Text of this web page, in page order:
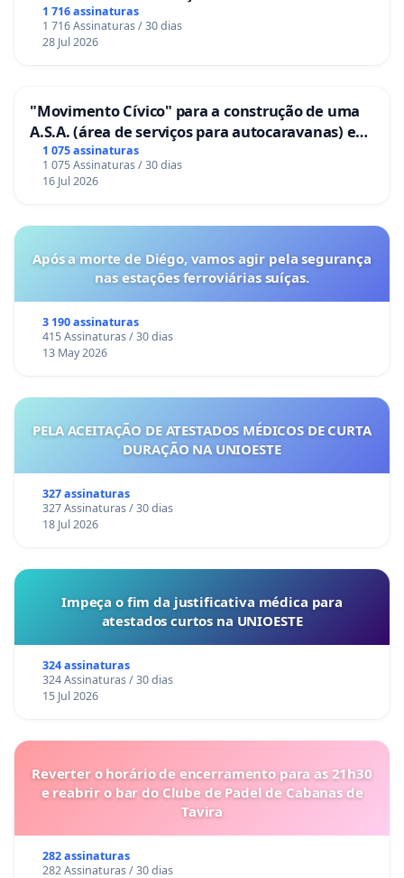
1 716 assinaturas
1 716 Assinaturas / 30 dias
28 Jul 2026
"Movimento Cívico" para a construção de uma
A.S.A. (área de serviços para autocaravanas) em
Coimbra
1 075 assinaturas
1 075 Assinaturas / 30 dias
16 Jul 2026
Após a morte de Diégo, vamos agir pela segurança
nas estações ferroviárias suíças.
3 190 assinaturas
415 Assinaturas / 30 dias
13 May 2026
PELA ACEITAÇÃO DE ATESTADOS MÉDICOS DE CURTA
DURAÇÃO NA UNIOESTE
327 assinaturas
327 Assinaturas / 30 dias
18 Jul 2026
Impeça o fim da justificativa médica para
atestados curtos na UNIOESTE
324 assinaturas
324 Assinaturas / 30 dias
15 Jul 2026
Reverter o horário de encerramento para as 21h30
e reabrir o bar do Clube de Padel de Cabanas de
Tavira
282 assinaturas
282 Assinaturas / 30 dias